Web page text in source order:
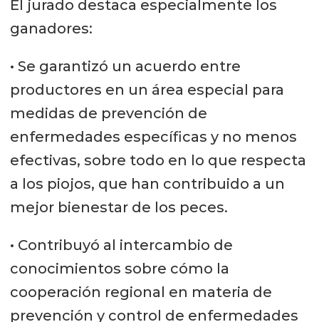
El jurado destaca especialmente los
ganadores:
• Se garantizó un acuerdo entre
productores en un área especial para
medidas de prevención de
enfermedades específicas y no menos
efectivas, sobre todo en lo que respecta
a los piojos, que han contribuido a un
mejor bienestar de los peces.
• Contribuyó al intercambio de
conocimientos sobre cómo la
cooperación regional en materia de
prevención y control de enfermedades